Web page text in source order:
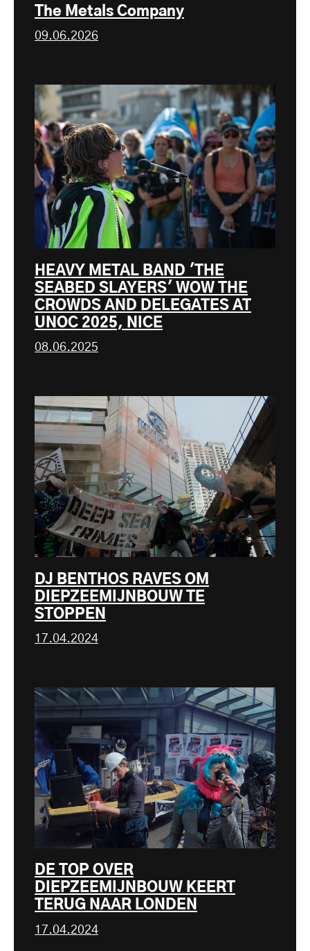
The Metals Company
09.06.2026
HEAVY METAL BAND 'THE
SEABED SLAYERS' WOW THE
CROWDS AND DELEGATES AT
UNOC 2025, NICE
08.06.2025
DJ BENTHOS RAVES OM
DIEPZEEMIJNBOUW TE
STOPPEN
17.04.2024
DE TOP OVER
DIEPZEEMIJNBOUW KEERT
TERUG NAAR LONDEN
17.04.2024